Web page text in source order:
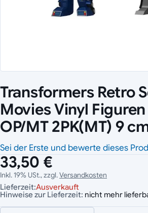
Transformers Retro
Movies Vinyl
OP/MT 2PK(MT) 9
Sei der Erste und bewerte dieses
33,50 €
Inkl. 19% USt., zzgl.Versandkosten
Lieferzeit:Ausverkauft
Hinweise zur Lieferzeit: nicht mehr